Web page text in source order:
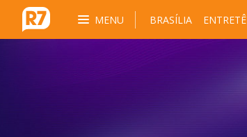
MENU BRASÍLIA ENTRETÊ